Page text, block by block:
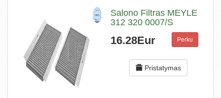
Salono Filtras MEYLE
312 320 0007/S
16.28Eur Perku
Pristatymas